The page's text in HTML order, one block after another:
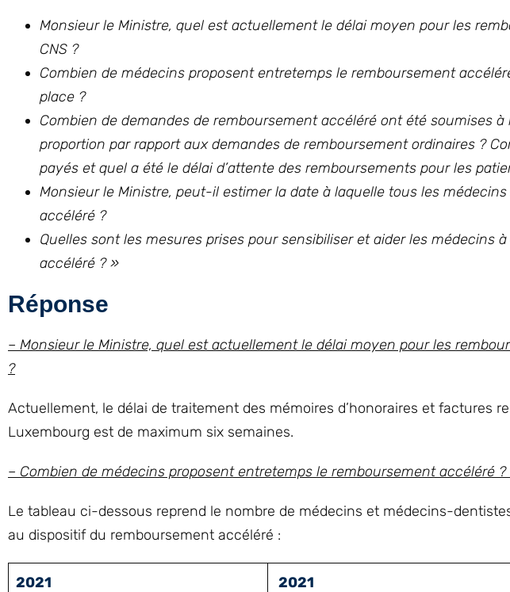
Monsieur le Ministre, quel est actuellement le délai moyen pour les
CNS ?
Combien de médecins proposent entretemps le remboursement
place ?
Combien de demandes de remboursement accéléré ont été soumises à
proportion par rapport aux demandes de remboursement ordinaires ?
payés et quel a été le délai d’attente des remboursements pour les
Monsieur le Ministre, peut-il estimer la date à laquelle tous les
accéléré ?
Quelles sont les mesures prises pour sensibiliser et aider les
accéléré ? »
Réponse
– Monsieur le Ministre, quel est actuellement le délai moyen pour les
?
Actuellement, le délai de traitement des mémoires d’honoraires et factures
Luxembourg est de maximum six semaines.
– Combien de médecins proposent entretemps le remboursement accéléré
Le tableau ci-dessous reprend le nombre de médecins et médecins-
au dispositif du remboursement accéléré :
2021 2021